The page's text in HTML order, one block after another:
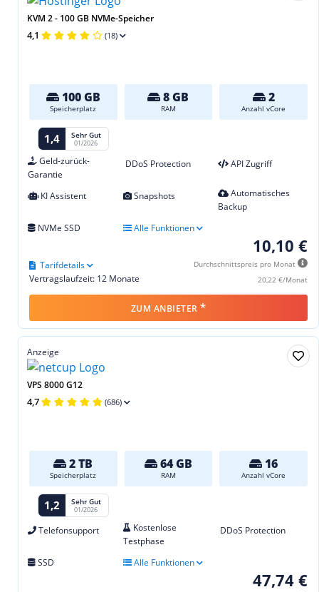
KVM 2 - 100 GB NVMe-Speicher
4,1 (18)
100 GB
Speicherplatz
8 GB
RAM
2
Anzahl vCore
1,4 Sehr Gut
01/2026
Geld-zurück-
Garantie
DDoS Protection API Zugriff
KI Assistent Snapshots
Automatisches
Backup
NVMe SSD
Alle Funktionen
10,10 €
Durchschnittspreis pro Monat
20,22 €/Monat
Vertragslaufzeit: 12 Monate
Tarifdetails
ZUM ANBIETER *
Anzeige
VPS 8000 G12
4,7 (686)
2 TB
Speicherplatz
64 GB
RAM
16
Anzahl vCore
1,2 Sehr Gut
01/2026
Telefonsupport
Kostenlose
Testphase
DDoS Protection
SSD Alle Funktionen
47,74 €